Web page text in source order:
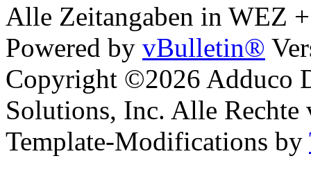
Alle Zeitangaben in WEZ
Powered by vBulletin®
Copyright ©2026 Adduco
Solutions, Inc. Alle Rechte
Template-Modifications by